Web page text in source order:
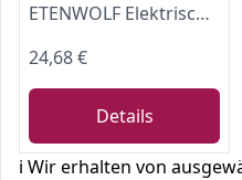
ETENWOLF Elektrische Ballpumpe,0,14-1,17 Bar Tragbare Luftpumpe
24,68 €
Details
ℹ️ Wir erhalten von